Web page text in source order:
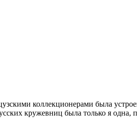
коллекционерами была
кружевниц была только я одна,